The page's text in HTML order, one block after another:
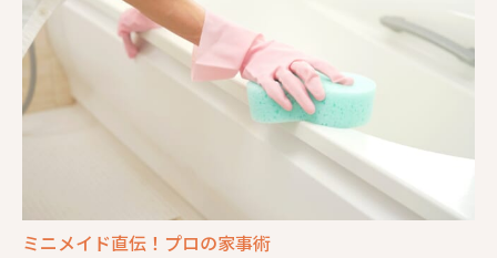
ミニメイド直伝！プロの家事術